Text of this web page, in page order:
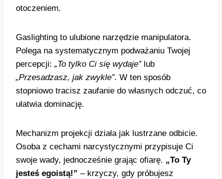
otoczeniem.
Gaslighting to ulubione narzędzie manipulatora.
Polega na systematycznym podważaniu Twojej
percepcji: „To tylko Ci się wydaje”lub
„Przesadzasz, jak zwykle”. W ten sposób
stopniowo tracisz zaufanie do własnych odczuć, co
ułatwia dominację.
Mechanizm projekcji działa jak lustrzane odbicie.
Osoba z cechami narcystycznymi przypisuje Ci
swoje wady, jednocześnie grając ofiarę. „To Ty
jesteś egoistą!” – krzyczy, gdy próbujesz